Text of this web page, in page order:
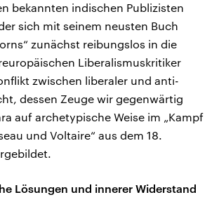
bekannten indischen Publizisten
sich mit seinem neusten Buch
zunächst reibungslos in die
Liberalismuskritiker
zwischen liberaler und anti-
dessen Zeuge wir gegenwärtig
auf archetypische Weise im „Kampf
und Voltaire“ aus dem 18.
Lösungen und innerer Widerstand